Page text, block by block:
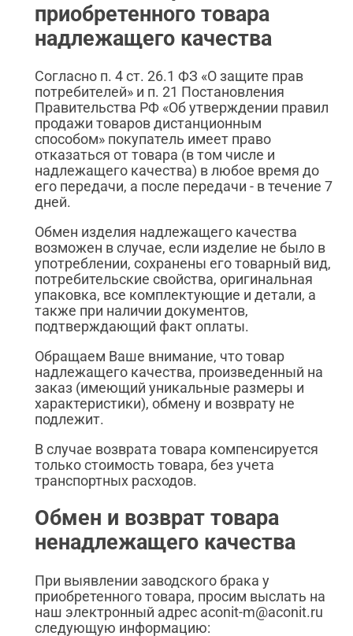
приобретенного товара
надлежащего качества
Согласно п. 4 ст. 26.1 ФЗ «О защите прав
потребителей» и п. 21 Постановления
Правительства РФ «Об утверждении правил
продажи товаров дистанционным
способом» покупатель имеет право
отказаться от товара (в том числе и
надлежащего качества) в любое время до
его передачи, а после передачи - в течение 7
дней.
Обмен изделия надлежащего качества
возможен в случае, если изделие не было в
употреблении, сохранены его товарный вид,
потребительские свойства, оригинальная
упаковка, все комплектующие и детали, а
также при наличии документов,
подтверждающий факт оплаты.
Обращаем Ваше внимание, что товар
надлежащего качества, произведенный на
заказ (имеющий уникальные размеры и
характеристики), обмену и возврату не
подлежит.
В случае возврата товара компенсируется
только стоимость товара, без учета
транспортных расходов.
Обмен и возврат товара
ненадлежащего качества
При выявлении заводского брака у
приобретенного товара, просим выслать на
наш электронный адрес aconit-m@aconit.ru
следующую информацию: